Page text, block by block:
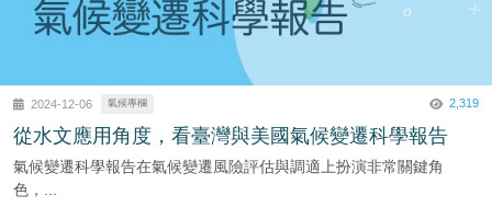
2024-12-06 氣候專欄 2,319
從水文應用角度，看臺灣與美國氣候變遷科學報告
氣候變遷科學報告在氣候變遷風險評估與調適上扮演非常關鍵角
色，...